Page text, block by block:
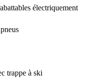
électriquement
trappe à ski